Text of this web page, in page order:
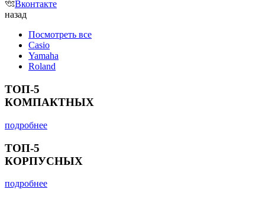
Вконтакте
назад
Посмотреть все
Casio
Yamaha
Roland
ТОП-5
КОМПАКТНЫХ
подробнее
ТОП-5
КОРПУСНЫХ
подробнее